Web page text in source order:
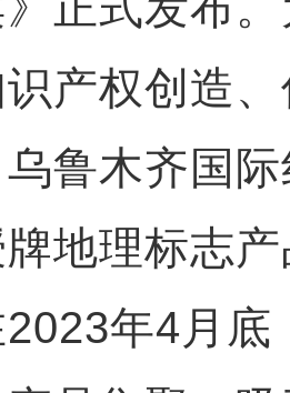
产权创造
鲁木齐国
地理标志
年4月